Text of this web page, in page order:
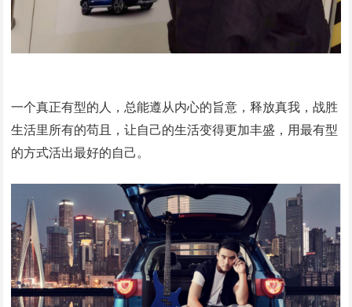
一个真正有型的人，总能遵从内心的旨意，释放真我，战胜
生活里所有的苟且，让自己的生活变得更加丰盛，用最有型
的方式活出最好的自己。